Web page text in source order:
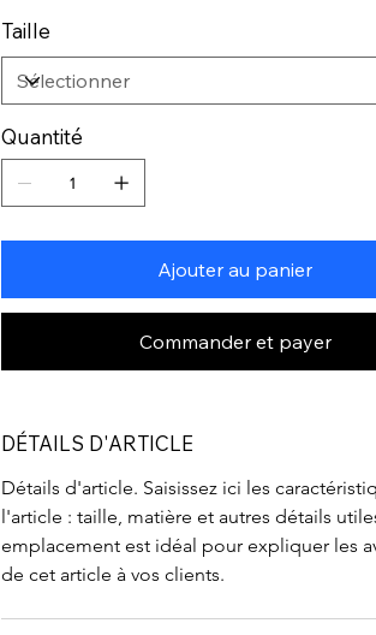
Taille
Quantité
Ajouter au panier
Commander et payer
DÉTAILS D'ARTICLE
Détails d'article. Saisissez ici les
l'article : taille, matière et autres détails
emplacement est idéal pour expliquer les
de cet article à vos clients.